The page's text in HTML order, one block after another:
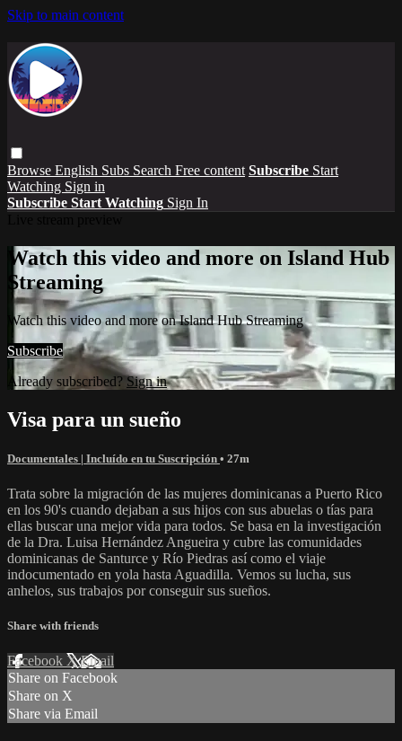
Skip to main content
Browse English Subs Search Free content Subscribe Start
Watching Sign in
Subscribe Start Watching Sign In
Watch this video and more on Island Hub
Streaming
Watch this video and more on Island Hub Streaming
Subscribe
Already subscribed? Sign in
Visa para un sueño
Documentales | Incluído en tu Suscripción • 27m
Trata sobre la migración de las mujeres dominicanas a Puerto Rico
en los 90's cuando dejaban a sus hijos con sus abuelas o tías para
ellas buscar una mejor vida para todos. Se basa en la investigación
de la Dra. Luisa Hernández Angueira y cubre las comunidades
dominicanas de Santurce y Río Piedras así como el viaje
indocumentado en yola hasta Aguadilla. Vemos su lucha, sus
anhelos, sus trabajos por conseguir sus sueños.
Share with friends
Facebook XEmail
Share on Facebook
Share on X
Share via Email